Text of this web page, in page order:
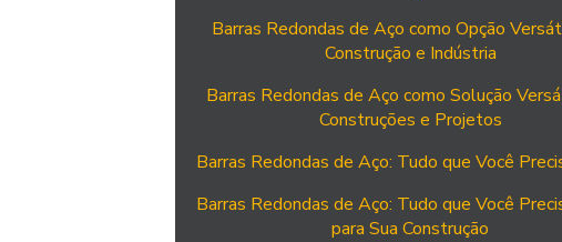
Barras Redondas de Aço como Opção
Construção e Indústria
Barras Redondas de Aço como Solução
Construções e Projetos
Barras Redondas de Aço: Tudo que Você
Barras Redondas de Aço: Tudo que Você
para Sua Construção